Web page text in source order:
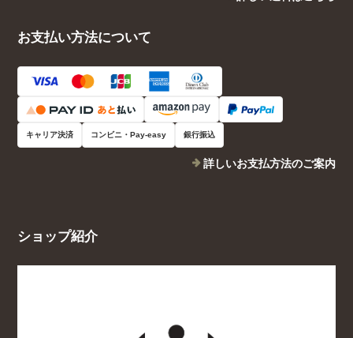
お支払い方法について
キャリア決済 コンビニ・Pay-easy 銀行振込
詳しいお支払方法のご案内
ショップ紹介